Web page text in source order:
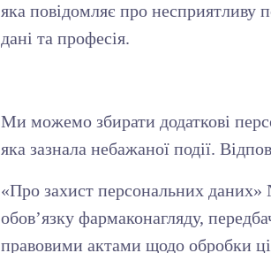
яка повідомляє про несприятливу
дані та професія.
Ми можемо збирати додаткові
яка зазнала небажаної події.
«Про захист персональних
обов’язку фармаконагляду,
правовими актами щодо обробки